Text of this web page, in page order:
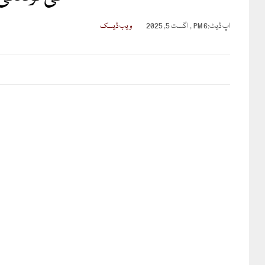
اپ ڈیٹ:6 PM , اگست 5, 2025 ویب ڈیسک